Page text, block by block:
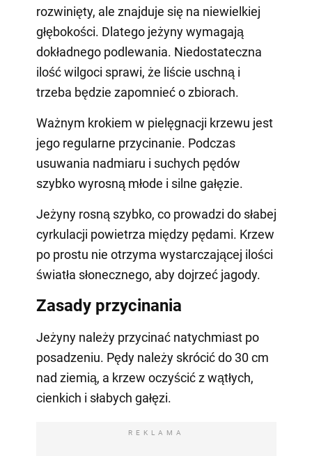
rozwinięty, ale znajduje się na niewielkiej
głębokości. Dlatego jeżyny wymagają
dokładnego podlewania. Niedostateczna
ilość wilgoci sprawi, że liście uschną i
trzeba będzie zapomnieć o zbiorach.
Ważnym krokiem w pielęgnacji krzewu jest
jego regularne przycinanie. Podczas
usuwania nadmiaru i suchych pędów
szybko wyrosną młode i silne gałęzie.
Jeżyny rosną szybko, co prowadzi do słabej
cyrkulacji powietrza między pędami. Krzew
po prostu nie otrzyma wystarczającej ilości
światła słonecznego, aby dojrzeć jagody.
Zasady przycinania
Jeżyny należy przycinać natychmiast po
posadzeniu. Pędy należy skrócić do 30 cm
nad ziemią, a krzew oczyścić z wątłych,
cienkich i słabych gałęzi.
REKLAMA